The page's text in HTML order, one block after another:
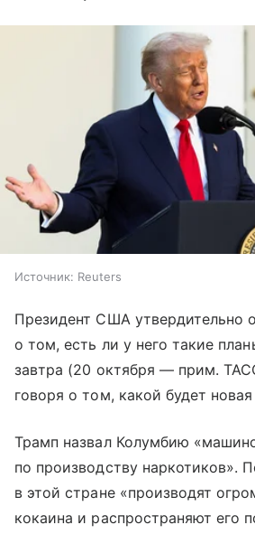
Источник: Reuters
Президент США утвердительно
о том, есть ли у него такие
завтра (20 октября — прим.
говоря о том, какой будет
Трамп назвал Колумбию
по производству наркотиков».
в этой стране «производят
кокаина и распространяют его